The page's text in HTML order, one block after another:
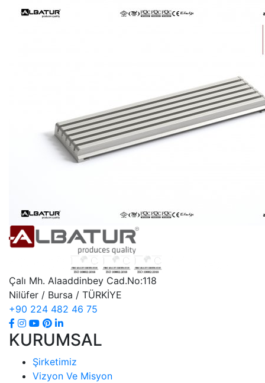
Çalı Mh. Alaaddinbey Cad.No:118
Nilüfer / Bursa / TÜRKİYE
+90 224 482 46 75
KURUMSAL
Şirketimiz
Vizyon Ve Misyon